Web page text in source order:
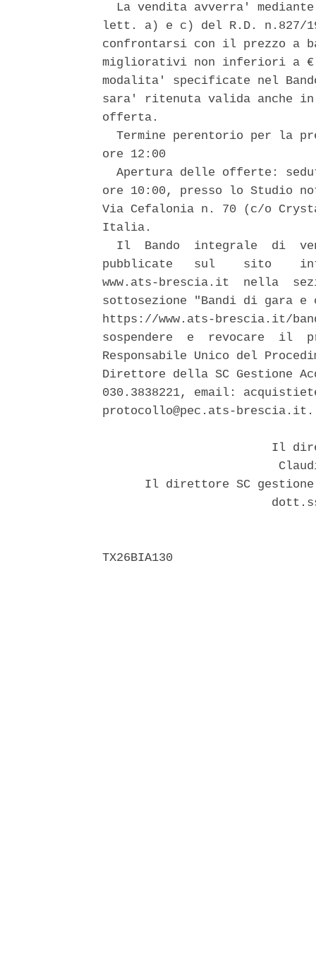
La vendita avverra'
lett. a) e c) del R.D. n.827/
confrontarsi con il prezzo a
migliorativi non inferiori a
modalita' specificate nel
sara' ritenuta valida anche
offerta.
Termine perentorio per la
ore 12:00
Apertura delle offerte:
ore 10:00, presso lo Studio
Via Cefalonia n. 70 (c/o
Italia.
Il  Bando  integrale  di
pubblicate   sul    sito
www.ats-brescia.it  nella
sottosezione "Bandi di gara
https://www.ats-brescia.it/
sospendere  e  revocare  il
Responsabile Unico del
Direttore della SC Gestione
030.3838221, email:
protocollo@pec.ats-
Il
Il direttore SC